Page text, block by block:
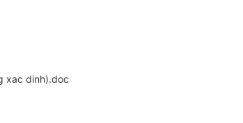
xac dinh).doc